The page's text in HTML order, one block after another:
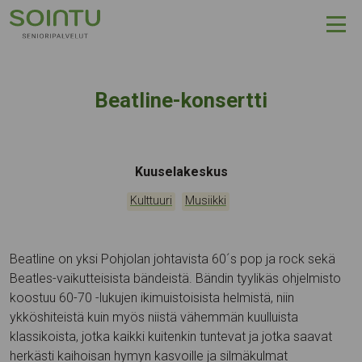
Hyppää sisältöön
Beatline-konsertti
Tapahtumapaikka:
Kuuselakeskus
Kategoriat:
Kulttuuri Musiikki
Beatline on yksi Pohjolan johtavista 60´s pop ja rock sekä
Beatles-vaikutteisista bändeistä. Bändin tyylikäs ohjelmisto
koostuu 60-70 -lukujen ikimuistoisista helmistä, niin
ykköshiteistä kuin myös niistä vähemmän kuulluista
klassikoista, jotka kaikki kuitenkin tuntevat ja jotka saavat
herkästi kaihoisan hymyn kasvoille ja silmäkulmat